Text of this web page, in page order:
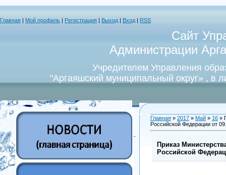
Главная Мой профиль Регистрация Выход Вход RSS
Сайт
Администрации
Учредителем Управления
"Аргаяшский муниципальный округ» , в
Главная » 2017 » Май » 16 »
Российской Федерации от
Приказ
Российской